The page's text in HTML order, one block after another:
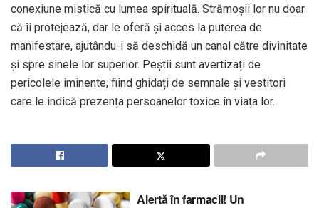
conexiune mistică cu lumea spirituală. Strămoșii lor nu doar
că îi protejează, dar le oferă și acces la puterea de
manifestare, ajutându-i să deschidă un canal către divinitate
și spre sinele lor superior. Peștii sunt avertizați de
pericolele iminente, fiind ghidați de semnale și vestitori
care le indică prezența persoanelor toxice în viața lor.
Alertă în farmacii! Un